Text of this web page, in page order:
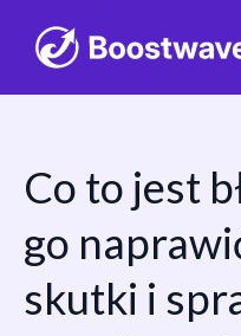
PrzejdźCo to jest
go
skutki i